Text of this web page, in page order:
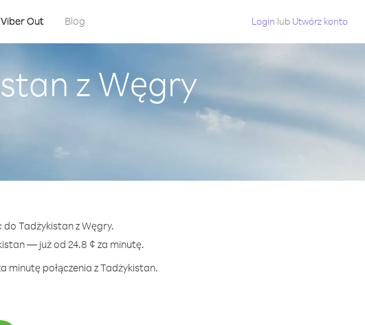
Viber Out Blog Login lub Utwórz konto
z Węgry
do Tadżykistan z Węgry.
— już od 24.8 ¢ za minutę.
minutę połączenia z Tadżykistan.